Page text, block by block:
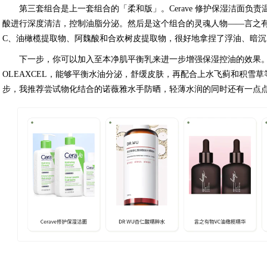
第三套组合是上一套组合的「柔和版」。Cerave 修护保湿洁面负
酸进行深度清洁，控制油脂分泌。然后是这个组合的灵魂人物——言之
C、油橄榄提取物、阿魏酸和合欢树皮提取物，很好地拿捏了浮油、暗
下一步，你可以加入至本净肌平衡乳来进一步增强保湿控油的效
OLEAXCEL，能够平衡水油分泌，舒缓皮肤，再配合上水飞蓟和积雪
步，我推荐尝试物化结合的诺薇雅水手防晒，轻薄水润的同时还有一点